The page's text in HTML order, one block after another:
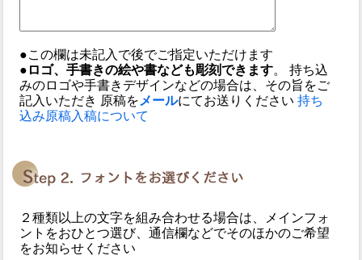
●この欄は未記入で後でご指定いただけます
●ロゴ、手書きの絵や書なども彫刻できます。 持ち込
みのロゴや手書きデザインなどの場合は、その旨をご
記入いただき 原稿を メールにてお送りください 持ち
込み原稿入稿について
２種類以上の文字を組み合わせる場合は、メインフォ
ントをおひとつ選び、通信欄などでそのほかのご希望
をお知らせください